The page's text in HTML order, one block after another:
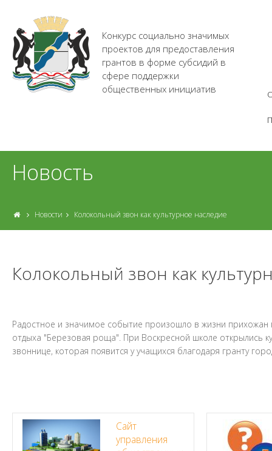
Конкурс социально значимых
проектов для предоставления
грантов в форме субсидий в
сфере поддержки
общественных инициатив
Новость
Новости Колокольный звон как культурное наследие
Колокольный звон как
Радостное и значимое событие произошло в жизни
отдыха "Березовая роща". При Воскресной школе открылись
звоннице, которая появится у учащихся благодаря гранту
Сайт
управления